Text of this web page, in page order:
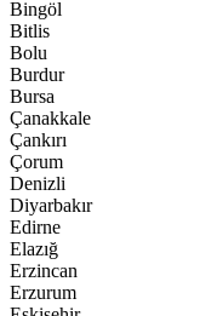
Bingöl
Bitlis
Bolu
Burdur
Bursa
Çanakkale
Çankırı
Çorum
Denizli
Diyarbakır
Edirne
Elazığ
Erzincan
Erzurum